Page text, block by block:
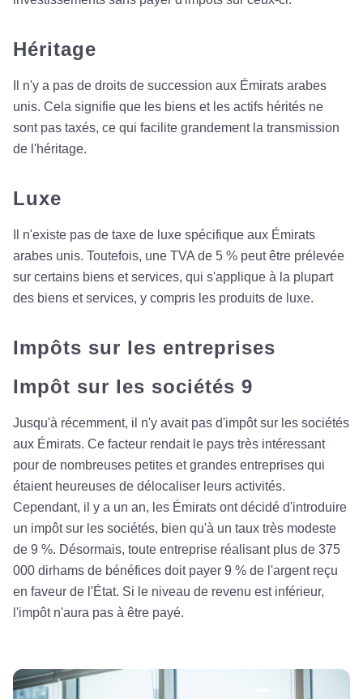
Héritage
Il n'y a pas de droits de succession aux Émirats arabes
unis. Cela signifie que les biens et les actifs hérités ne
sont pas taxés, ce qui facilite grandement la transmission
de l'héritage.
Luxe
Il n'existe pas de taxe de luxe spécifique aux Émirats
arabes unis. Toutefois, une TVA de 5 % peut être prélevée
sur certains biens et services, qui s'applique à la plupart
des biens et services, y compris les produits de luxe.
Impôts sur les entreprises
Impôt sur les sociétés 9
Jusqu'à récemment, il n'y avait pas d'impôt sur les sociétés
aux Émirats. Ce facteur rendait le pays très intéressant
pour de nombreuses petites et grandes entreprises qui
étaient heureuses de délocaliser leurs activités.
Cependant, il y a un an, les Émirats ont décidé d'introduire
un impôt sur les sociétés, bien qu'à un taux très modeste
de 9 %. Désormais, toute entreprise réalisant plus de 375
000 dirhams de bénéfices doit payer 9 % de l'argent reçu
en faveur de l'État. Si le niveau de revenu est inférieur,
l'impôt n'aura pas à être payé.